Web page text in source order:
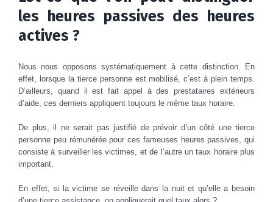
les heures passives des heures
actives ?
Nous nous opposons systématiquement à cette distinction. En
effet, lorsque la tierce personne est mobilisé, c’est à plein temps.
D’ailleurs, quand il est fait appel à des prestataires extérieurs
d’aide, ces derniers appliquent toujours le même taux horaire.
De plus, il ne serait pas justifié de prévoir d’un côté une tierce
personne peu rémunérée pour ces fameuses heures passives, qui
consiste à surveiller les victimes, et de l’autre un taux horaire plus
important.
En effet, si la victime se réveille dans la nuit et qu’elle a besoin